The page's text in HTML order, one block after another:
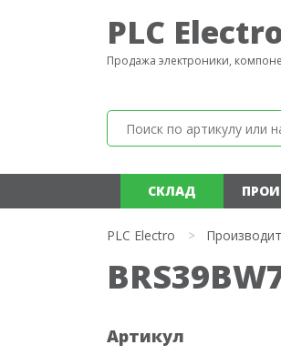
PLC
Продажа электроники,
СКЛАД
PLC Electro >
Артикул